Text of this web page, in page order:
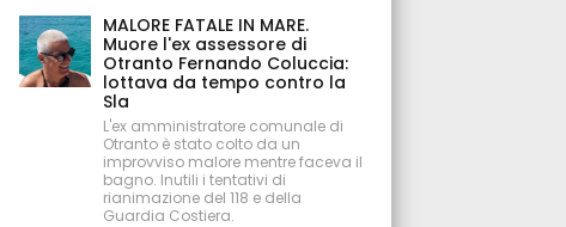
MALORE FATALE IN MARE.
Muore l'ex assessore di
Otranto Fernando Coluccia:
lottava da tempo contro la
Sla
L'ex amministratore comunale di
Otranto è stato colto da un
improvviso malore mentre faceva il
bagno. Inutili i tentativi di
rianimazione del 118 e della
Guardia Costiera.